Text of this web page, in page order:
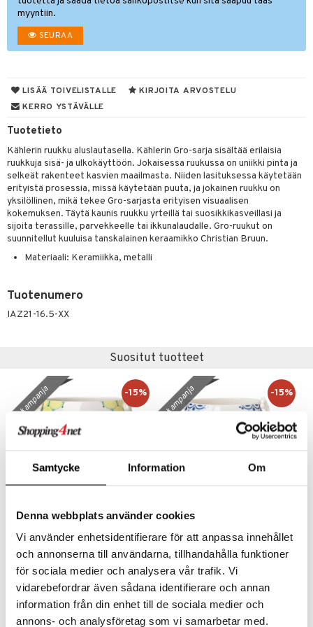
Samtycke Information Om
Denna webbplats använder cookies
Vi använder enhetsidentifierare för att anpassa innehållet
och annonserna till användarna, tillhandahålla funktioner
för sociala medier och analysera vår trafik. Vi
vidarebefordrar även sådana identifierare och annan
information från din enhet till de sociala medier och
annons- och analysföretag som vi samarbetar med.
myyntiin.
SEURAA
LISÄÄ TOIVELISTALLE
KIRJOITA ARVOSTELU
KERRO YSTÄVÄLLE
Tuotetieto
Kählerin ruukku aluslautasella. Kählerin Gro-sarja sisältää erilaisia
ruukkuja sisä- ja ulkokäyttöön. Jokaisessa ruukussa on uniikki pinta ja
selkeät rakenteet kasvien maailmasta. Niiden lasituksessa käytetään
erityistä prosessia, missä käytetään puuta, ja jokainen ruukku on
yksilöllinen, mikä tekee Gro-sarjasta erityisen visuaalisen
kokemuksen. Täytä kaunis ruukku yrteillä tai suosikkikasveillasi ja
sijoita terassille, parvekkeelle tai ikkunalaudalle. Gro-ruukut on
suunnitellut kuuluisa tanskalainen keraamikko Christian Bruun.
Materiaali: Keramiikka, metalli
Tuotenumero
IAZ21-16.5-XX
Suositut tuotteet
Eva Jalallinen pääliruukku
42,50 € ( 50€)
kampanja -15%
Eva Kukkaruukku sininen 21 cm
BJØRN WIINBLAD
52,70 € ( 62 €)
kampanja -15%
& Korit
tekstiilit
tekstiilit
tekstiilit
& Tyynyliinat
& Peitot
hyönteissuoja
& Lyhdyt
& vastauksia